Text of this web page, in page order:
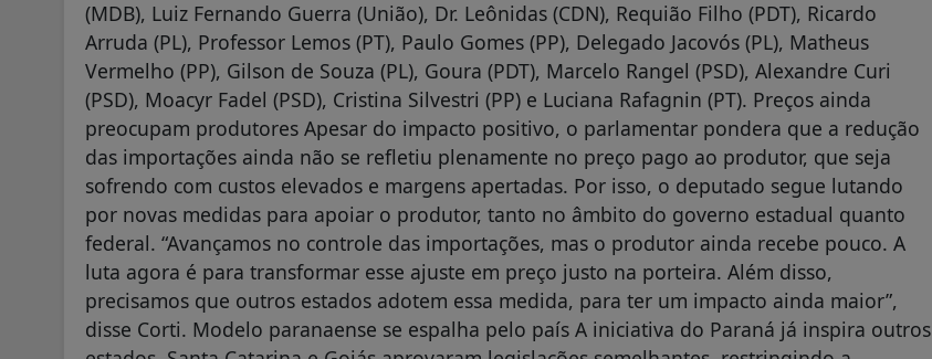
(MDB), Luiz Fernando Guerra (União), Dr. Leônidas (CDN), Requião Filho (PDT), Ricardo
Arruda (PL), Professor Lemos (PT), Paulo Gomes (PP), Delegado Jacovós (PL), Matheus
Vermelho (PP), Gilson de Souza (PL), Goura (PDT), Marcelo Rangel (PSD), Alexandre Curi
(PSD), Moacyr Fadel (PSD), Cristina Silvestri (PP) e Luciana Rafagnin (PT). Preços ainda
preocupam produtores Apesar do impacto positivo, o parlamentar pondera que a redução
das importações ainda não se refletiu plenamente no preço pago ao produtor, que seja
sofrendo com custos elevados e margens apertadas. Por isso, o deputado segue lutando
por novas medidas para apoiar o produtor, tanto no âmbito do governo estadual quanto
federal. “Avançamos no controle das importações, mas o produtor ainda recebe pouco. A
luta agora é para transformar esse ajuste em preço justo na porteira. Além disso,
precisamos que outros estados adotem essa medida, para ter um impacto ainda maior”,
disse Corti. Modelo paranaense se espalha pelo país A iniciativa do Paraná já inspira outros